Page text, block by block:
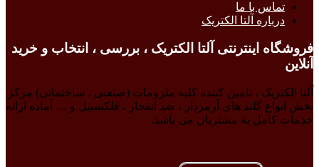
تماس با ما
درباره آلتا الکتریک
فروشگاه اینترنتی آلتا الکتریک ، بررسی ، انتخاب و خرید
آنلاین
آلتا الکتریک ، تامین کننده کلیه ملزومات (صنعتی ، ساختمانی) مرکز
پخش انواع گلند های آرمردار ، ضد انفجار ، فلکسیبل و … آماده ارائه
خدمات کامل به مشتریان می باشد.